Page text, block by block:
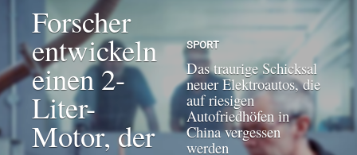
Forscher
entwickeln
einen 2-
Liter-
Motor, der
SPORT
Das traurige Schicksal
neuer Elektroautos, die
auf riesigen
Autofriedhöfen in
China vergessen
werden